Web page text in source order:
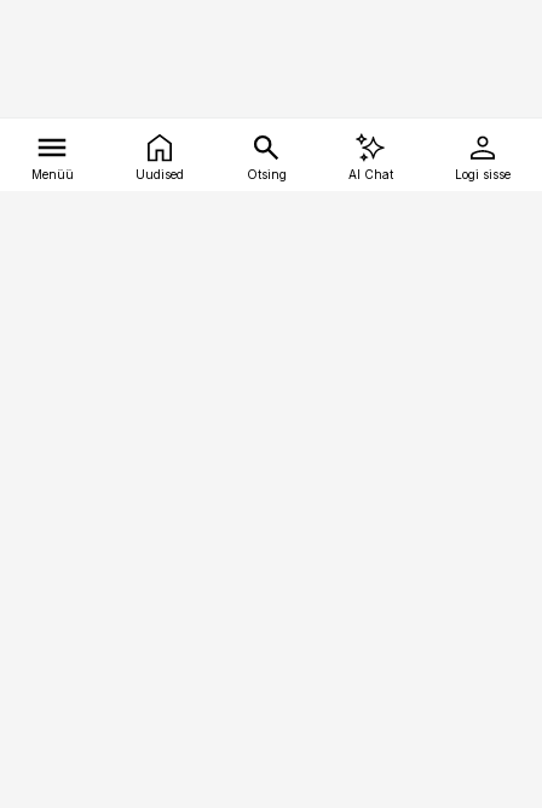
Menüü Uudised Otsing AI Chat Logi sisse